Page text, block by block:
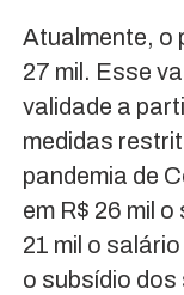
Atualmente, o
27 mil. Esse
validade a
medidas
pandemia de
em R$ 26 mil
21 mil o
o subsídio